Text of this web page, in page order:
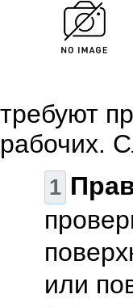
требуют
рабочих.
или